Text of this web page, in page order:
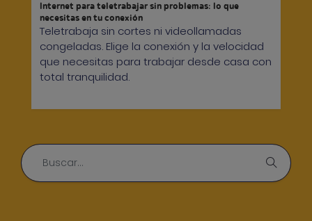
Internet para teletrabajar sin problemas: lo que
necesitas en tu conexión
Teletrabaja sin cortes ni videollamadas
congeladas. Elige la conexión y la velocidad
que necesitas para trabajar desde casa con
total tranquilidad.